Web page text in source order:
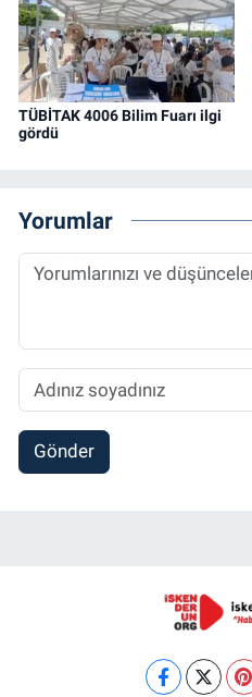
TÜBİTAK 4006 Bilim Fuarı ilgi
gördü
Yorumlar
Gönder